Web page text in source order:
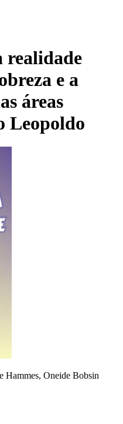
realidade
e a
áreas
Leopoldo
Oneide Bobsin